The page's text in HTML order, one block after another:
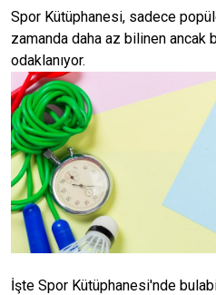
Spor Kütüphanesi, sadece
zamanda daha az bilinen ancak
odaklanıyor.
İşte Spor Kütüphanesi'nde